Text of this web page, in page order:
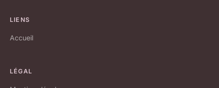
LIENS
Accueil
LÉGAL